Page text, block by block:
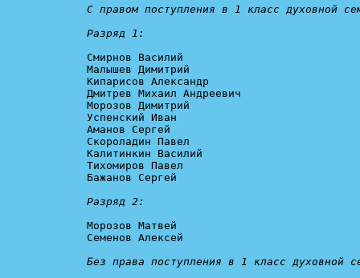
С правом поступления в 1 класс духовной
Разряд 1:
Смирнов Василий
Малышев Димитрий
Кипарисов Александр
Дмитрев Михаил Андреевич
Морозов Димитрий
Успенский Иван
Аманов Сергей
Скороладин Павел
Калитинкин Василий
Тихомиров Павел
Бажанов Сергей
Разряд 2:
Морозов Матвей
Семенов Алексей
Без права поступления в 1 класс духовной